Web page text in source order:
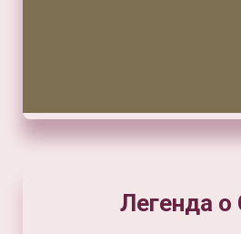
Легенда